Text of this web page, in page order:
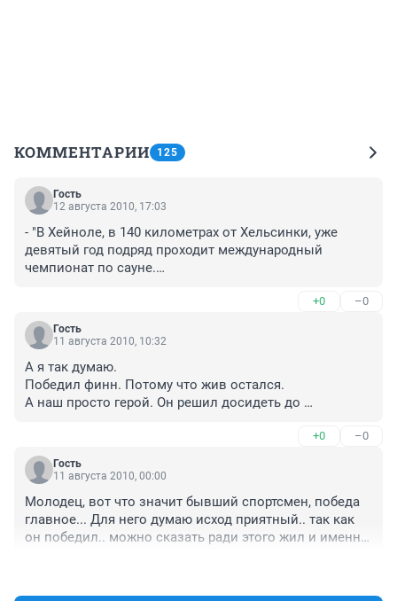
КОММЕНТАРИИ 125
Гость
12 августа 2010, 17:03
- "В Хейноле, в 140 километрах от Хельсинки, уже
девятый год подряд проходит международный
чемпионат по сауне.
Первое место среди мужчин занял финн Бярнэ
Херманссон, он просидел в сауне 18 минут 15 секунд,
температура 110 градусов.""".....
Как так,!? 18 минут выдержали, а 6 минут и все?!
Соболезную.
+0 –0
Гость
11 августа 2010, 10:32
А я так думаю.
Победил финн. Потому что жив остался.
А наш просто герой. Он решил досидеть до
волю в кулак и решил не сдаваться. Но... глупо все
таки. Это ведь, например, не война, не спасение кого-
то, а так... чисто индивидуальное геройство.
в этом соревновании. Пусть считает, что он
абсолютный чемпион.
(А на месте будущих "спортсменов", если такие
+0 –0
Гость
11 августа 2010, 00:00
Молодец, вот что значит бывший спортсмен, победа
главное... Для него думаю исход приятный.. так как
он победил.. можно сказать ради этого жил и именно